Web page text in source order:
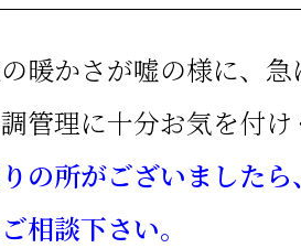
暖かさが嘘の様に、急
管理に十分お気を付け
の所がございましたら
相談下さい。